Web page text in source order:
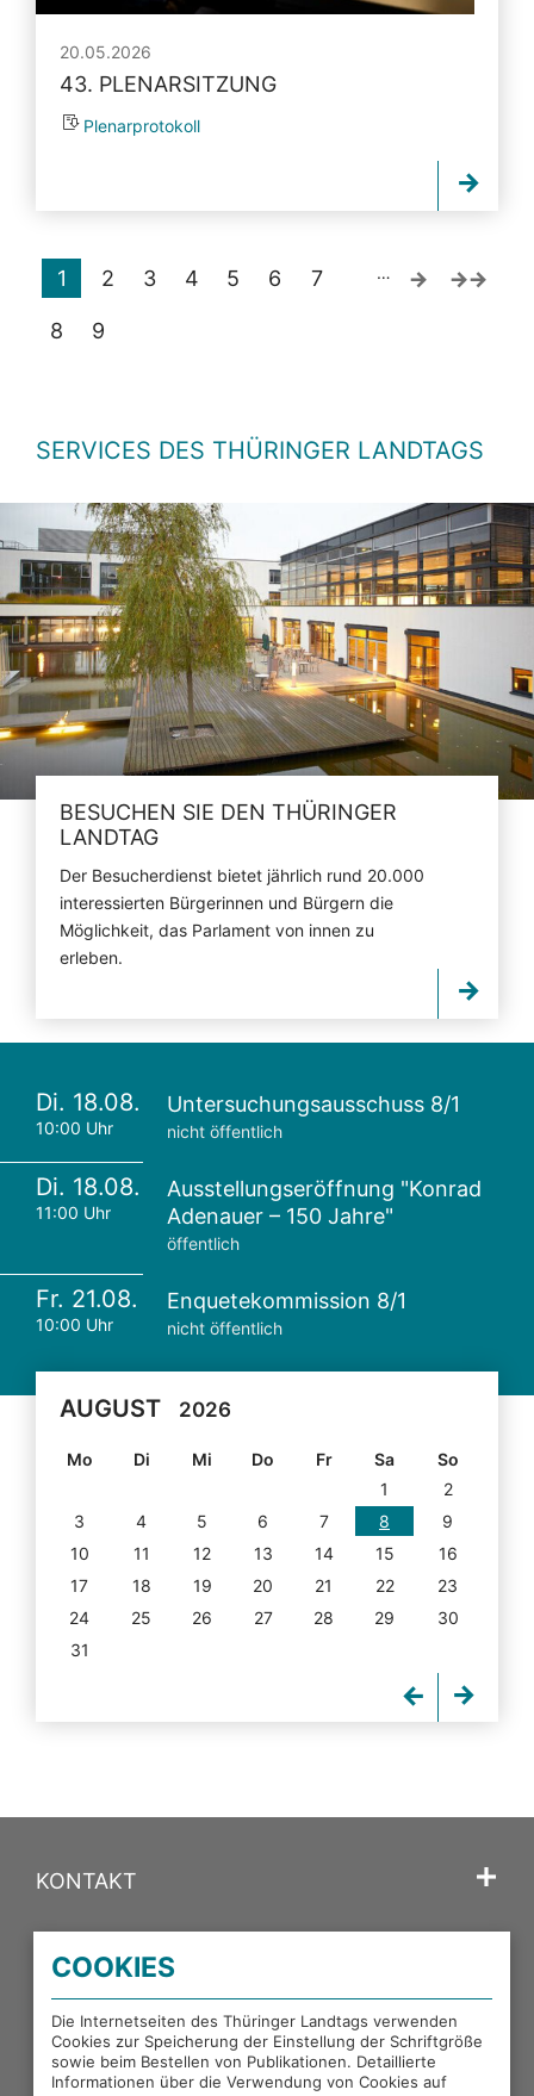
20.05.2026
43. PLENARSITZUNG
Plenarprotokoll
1 2 3 4 5 6 7
8 9
…
SERVICES DES THÜRINGER LANDTAGS
BESUCHEN SIE DEN THÜRINGER
LANDTAG
Der Besucherdienst bietet jährlich rund 20.000
interessierten Bürgerinnen und Bürgern die
Möglichkeit, das Parlament von innen zu
erleben.
Di. 18.08.
10:00 Uhr
Untersuchungsausschuss 8/1
nicht öffentlich
Di. 18.08.
11:00 Uhr
Ausstellungseröffnung "Konrad
Adenauer – 150 Jahre"
öffentlich
Fr. 21.08.
10:00 Uhr
Enquetekommission 8/1
nicht öffentlich
AUGUST 2026
Mo Di Mi Do Fr Sa
So
1
2
3
4 5 6 7 8
9
10
11 12 13 14 15
16
17
18 19 20 21 22
23
24
25 26 27 28 29
30
31
KONTAKT
PORTALE DES THÜRINGER LANDTAGS
EXTERNE LINKS
COOKIES
Die Internetseiten des Thüringer Landtags verwenden
Cookies zur Speicherung der Einstellung der Schriftgröße
sowie beim Bestellen von Publikationen. Detaillierte
Informationen über die Verwendung von Cookies auf